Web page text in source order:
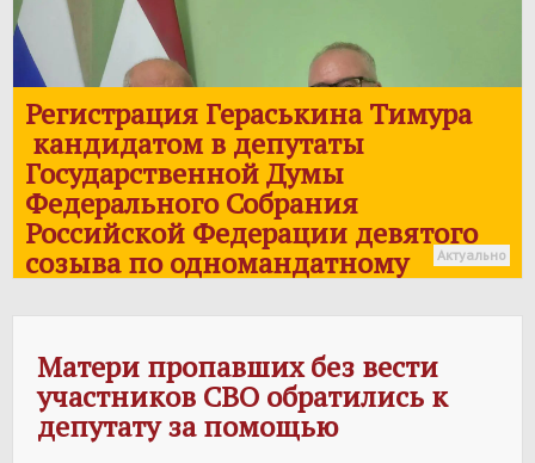
Регистрация Гераськина Тимура
кандидатом в депутаты
Государственной Думы
Федерального Собрания
Российской Федерации девятого
созыва по одномандатному Актуально
Матери пропавших без вести
участников СВО обратились к
депутату за помощью